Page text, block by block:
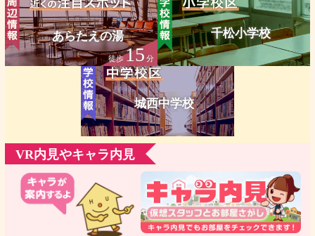
あらたえの湯
徒歩15分
千松小学校
城西中学校
VR内見やキャラ内見